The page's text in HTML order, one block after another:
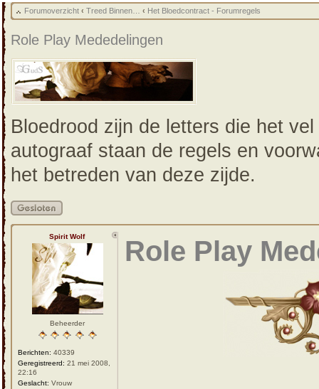
Forumoverzicht ‹ Treed Binnen… ‹ Het Bloedcontract - Forumregels
Role Play Mededelingen
Bloedrood zijn de letters die het
autograaf staan de regels en
het betreden van deze zijde.
Gesloten
onderwerp
Spirit Wolf
Beheerder
Berichten: 40339
Geregistreerd: 21 mei 2008,
22:16
Geslacht: Vrouw
Role Play